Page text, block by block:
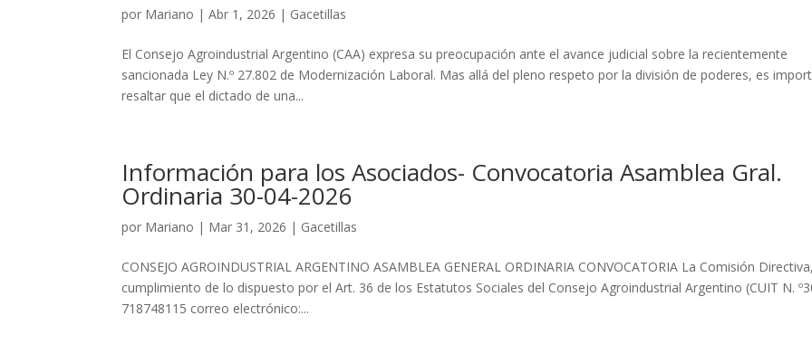
por Mariano |Abr 1, 2026 | Gacetillas
El Consejo Agroindustrial Argentino (CAA) expresa su preocupación ante el avance judicial sobre la recientemente
sancionada Ley N.º 27.802 de Modernización Laboral. Mas allá del pleno respeto por la división de poderes, es
resaltar que el dictado de una...
Información para los Asociados- Convocatoria Asamblea Gral.
Ordinaria 30-04-2026
por Mariano | Mar 31, 2026 | Gacetillas
CONSEJO AGROINDUSTRIAL ARGENTINO ASAMBLEA GENERAL ORDINARIA CONVOCATORIA La Comisión
cumplimiento de lo dispuesto por el Art. 36 de los Estatutos Sociales del Consejo Agroindustrial Argentino (CUIT N.
718748115 correo electrónico:...